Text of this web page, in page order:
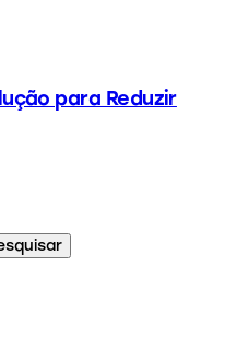
para Reduzir